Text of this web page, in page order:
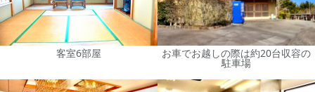
客室6部屋 お車でお越しの際は約20台収容の
駐車場